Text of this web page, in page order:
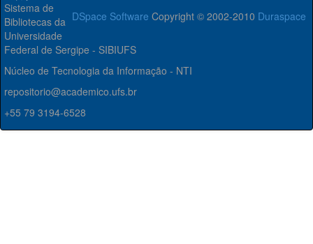
DSpace Software Copyright © 2002-2010 Duraspace
Sistema de
Bibliotecas da
Universidade
Federal de Sergipe - SIBIUFS
Núcleo de Tecnologia da Informação - NTI
repositorio@academico.ufs.br
+55 79 3194-6528